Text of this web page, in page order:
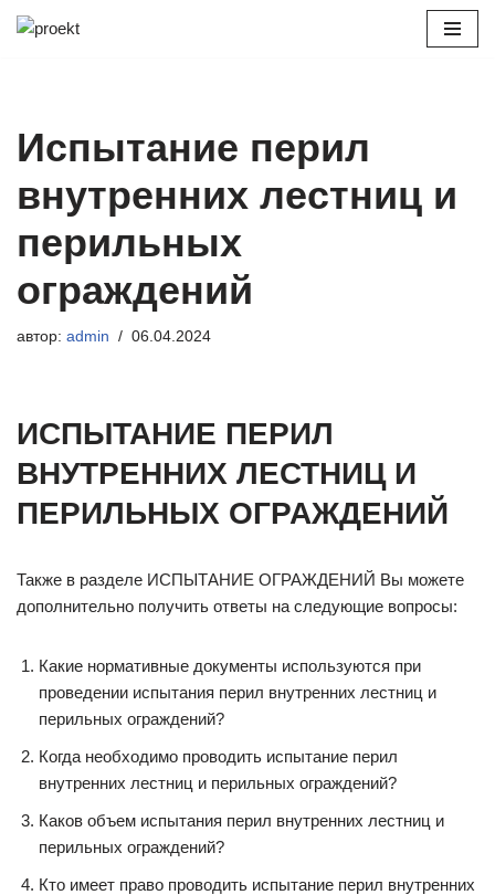
Испытание перил
внутренних лестниц и
перильных
ограждений
автор: admin 06.04.2024
ИСПЫТАНИЕ ПЕРИЛ
ВНУТРЕННИХ ЛЕСТНИЦ И
ПЕРИЛЬНЫХ ОГРАЖДЕНИЙ
Также в разделе ИСПЫТАНИЕ ОГРАЖДЕНИЙ Вы можете
дополнительно получить ответы на следующие вопросы:
Какие нормативные документы используются при
проведении испытания перил внутренних лестниц и
перильных ограждений?
Когда необходимо проводить испытание перил
внутренних лестниц и перильных ограждений?
Каков объем испытания перил внутренних лестниц и
перильных ограждений?
Кто имеет право проводить испытание перил внутренних